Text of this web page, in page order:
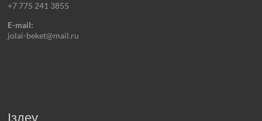
+7 775 241 3855
E-mail:
jolai-beket@mail.ru
Іздеу